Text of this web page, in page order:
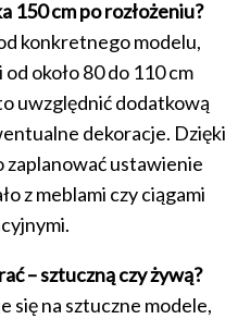
150 cm po rozłożeniu?
konkretnego modelu,
około 80 do 110 cm
uwzględnić dodatkową
dekoracje. Dzięki
ustawienie
z meblami czy ciągami
– sztuczną czy żywą?
się na sztuczne modele,